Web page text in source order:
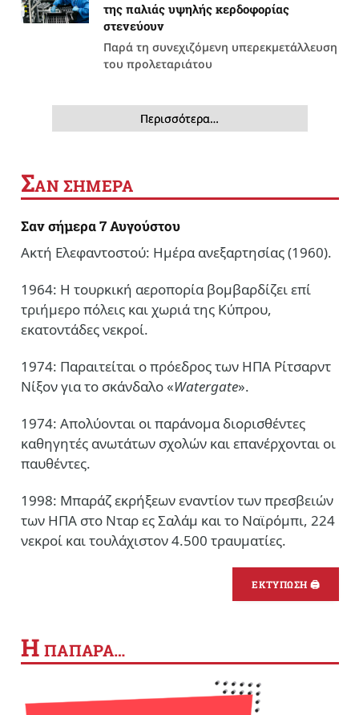
της παλιάς υψηλής κερδοφορίας
στενεύουν
Παρά τη συνεχιζόμενη υπερεκμετάλλευση
του προλεταριάτου
Περισσότερα…
ΣΑΝ ΣΗΜΕΡΑ
Σαν σήμερα 7 Αυγούστου
Ακτή Ελεφαντοστού: Ημέρα ανεξαρτησίας (1960).
1964: Η τουρκική αεροπορία βομβαρδίζει επί
τριήμερο πόλεις και χωριά της Κύπρου,
εκατοντάδες νεκροί.
1974: Παραιτείται ο πρόεδρος των ΗΠΑ Ρίτσαρντ
Νίξον για το σκάνδαλο «Watergate».
1974: Απολύονται οι παράνομα διορισθέντες
καθηγητές ανωτάτων σχολών και επανέρχονται οι
παυθέντες.
1998: Μπαράζ εκρήξεων εναντίον των πρεσβειών
των ΗΠΑ στο Νταρ ες Σαλάμ και το Ναϊρόμπι, 224
νεκροί και τουλάχιστον 4.500 τραυματίες.
ΕΚΤΥΠΩΣΗ 🖨
Η ΠΑΠΑΡΑ…